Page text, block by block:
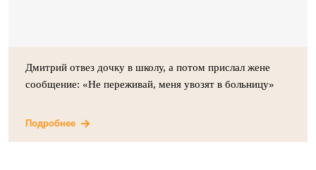
Дмитрий отвез дочку в школу, а потом прислал жене
сообщение: «Не переживай, меня увозят в больницу»
Подробнее